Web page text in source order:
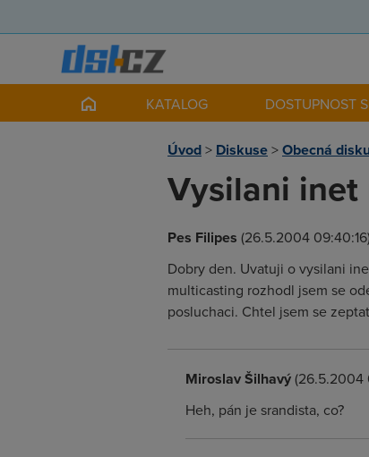
KATALOG DOSTUPNOST
Úvod> Diskuse>Obecná
Vysilani inet
Pes Filipes (26.5.2004 09:40:16)
Dobry den. Uvatuji o vysilani
multicasting rozhodl jsem se
posluchaci. Chtel jsem se
Miroslav Šilhavý(26.5.2004
Heh, pán je srandista, co?